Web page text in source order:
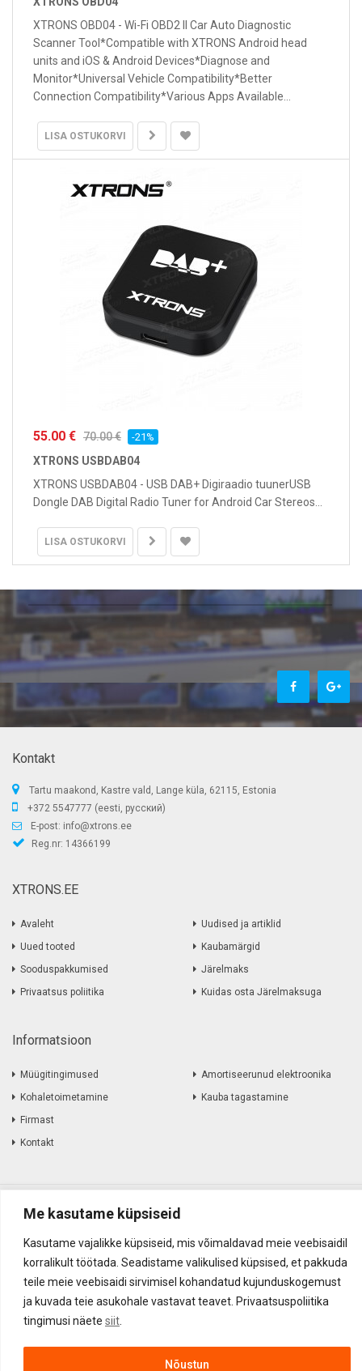
Me kasutame küpsiseid
Kasutame vajalikke küpsiseid, mis võimaldavad meie veebisaidil
korralikult töötada. Seadistame valikulised küpsised, et pakkuda
teile meie veebisaidi sirvimisel kohandatud kujunduskogemust
ja kuvada teie asukohale vastavat teavet. Privaatsuspoliitika
tingimusi näete siit
Nõustun
XTRONS OBD04 - Wi-Fi OBD2 II Car Auto Diagnostic
Scanner Tool*Compatible with XTRONS Android head
units and iOS & Android Devices*Diagnose and
Monitor*Universal Vehicle Compatibility*Better
Connection Compatibility*Various Apps Available...
LISA OSTUKORVI
55.00 € 70.00 € -21%
XTRONS USBDAB04
XTRONS USBDAB04 - USB DAB+ Digiraadio tuunerUSB
Dongle DAB Digital Radio Tuner for Android Car Stereos...
LISA OSTUKORVI
Kontakt
Tartu maakond, Kastre vald, Lange küla, 62115, Estonia
+372 5547777 (eesti, русский)
E-post: info@xtrons.ee
Reg.nr: 14366199
XTRONS.EE
Avaleht
Uued tooted
Sooduspakkumised
Privaatsus poliitika
Uudised ja artiklid
Kaubamärgid
Järelmaks
Kuidas osta Järelmaksuga
Informatsioon
Müügitingimused
Kohaletoimetamine
Firmast
Kontakt
Amortiseerunud elektroonika
Kauba tagastamine